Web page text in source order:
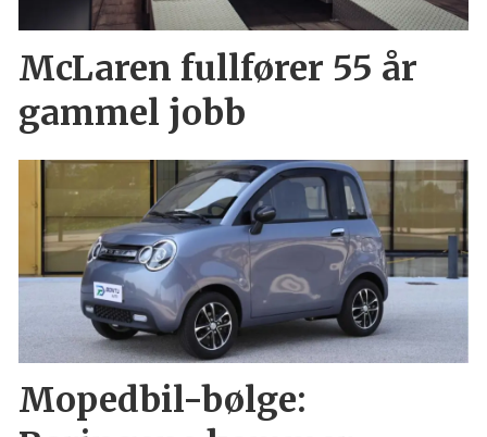
McLaren fullfører 55 år
gammel jobb
Mopedbil-bølge: